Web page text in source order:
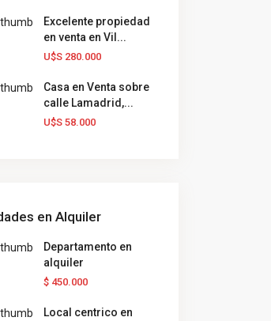
Excelente propiedad
en venta en Vil...
U$S 280.000
Casa en Venta sobre
calle Lamadrid,...
U$S 58.000
en Alquiler
Departamento en
alquiler
$ 450.000
Local centrico en